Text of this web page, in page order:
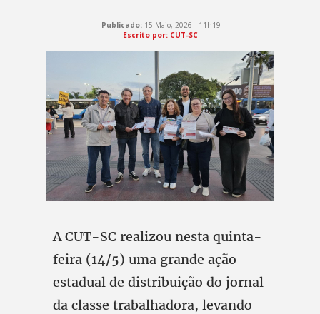
Publicado: 15 Maio, 2026 - 11h19
Escrito por: CUT-SC
A CUT-SC realizou nesta quinta-
feira (14/5) uma grande ação
estadual de distribuição do jornal
da classe trabalhadora, levando